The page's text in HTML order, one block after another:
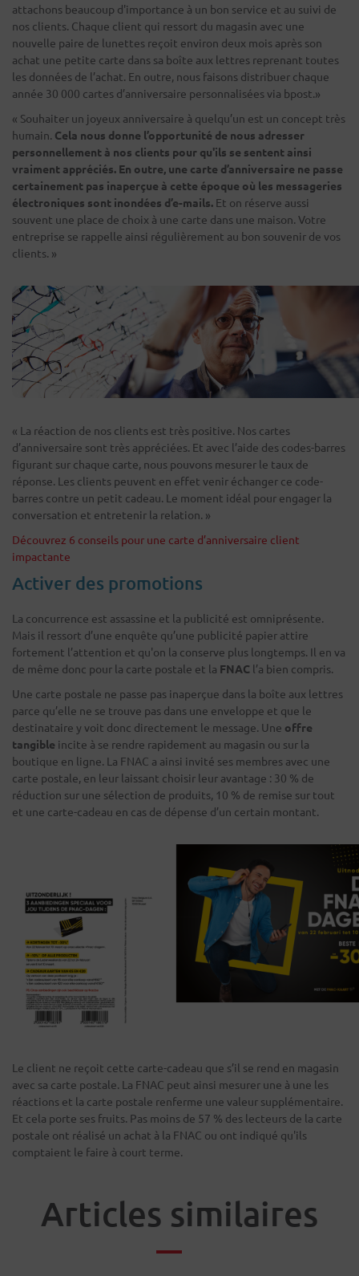
attachons beaucoup d'importance à un bon service et au suivi de
nos clients. Chaque client qui ressort du magasin avec une
nouvelle paire de lunettes reçoit environ deux mois après son
achat une petite carte dans sa boîte aux lettres reprenant toutes
les données de l’achat. En outre, nous faisons distribuer chaque
année 30 000 cartes d’anniversaire personnalisées via bpost.»
« Souhaiter un joyeux anniversaire à quelqu’un est un concept très
humain. Cela nous donne l’opportunité de nous adresser
personnellement à nos clients pour qu'ils se sentent ainsi
vraiment appréciés. En outre, une carte d’anniversaire ne passe
certainement pas inaperçue à cette époque où les messageries
électroniques sont inondées d’e-mails. Et on réserve aussi
souvent une place de choix à une carte dans une maison. Votre
entreprise se rappelle ainsi régulièrement au bon souvenir de vos
clients. »
« La réaction de nos clients est très positive. Nos cartes
d’anniversaire sont très appréciées. Et avec l’aide des codes-barres
figurant sur chaque carte, nous pouvons mesurer le taux de
réponse. Les clients peuvent en effet venir échanger ce code-
barres contre un petit cadeau. Le moment idéal pour engager la
conversation et entretenir la relation. »
Découvrez 6 conseils pour une carte d’anniversaire client
impactante
Activer des promotions
La concurrence est assassine et la publicité est omniprésente.
Mais il ressort d’une enquête qu’une publicité papier attire
fortement l’attention et qu'on la conserve plus longtemps. Il en va
de même donc pour la carte postale et la FNAC l’a bien compris.
Une carte postale ne passe pas inaperçue dans la boîte aux lettres
parce qu’elle ne se trouve pas dans une enveloppe et que le
destinataire y voit donc directement le message. Une offre
tangible incite à se rendre rapidement au magasin ou sur la
boutique en ligne. La FNAC a ainsi invité ses membres avec une
carte postale, en leur laissant choisir leur avantage : 30 % de
réduction sur une sélection de produits, 10 % de remise sur tout
et une carte-cadeau en cas de dépense d’un certain montant.
Le client ne reçoit cette carte-cadeau que s’il se rend en magasin
avec sa carte postale. La FNAC peut ainsi mesurer une à une les
réactions et la carte postale renferme une valeur supplémentaire.
Et cela porte ses fruits. Pas moins de 57 % des lecteurs de la carte
postale ont réalisé un achat à la FNAC ou ont indiqué qu'ils
comptaient le faire à court terme.
Articles similaires